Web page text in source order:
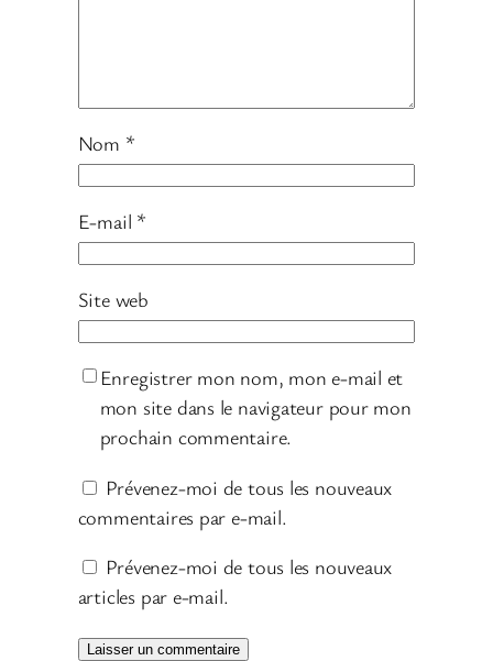
Nom *
E-mail *
Site web
Enregistrer mon nom, mon e-mail et
mon site dans le navigateur pour mon
prochain commentaire.
Prévenez-moi de tous les nouveaux
commentaires par e-mail.
Prévenez-moi de tous les nouveaux
articles par e-mail.